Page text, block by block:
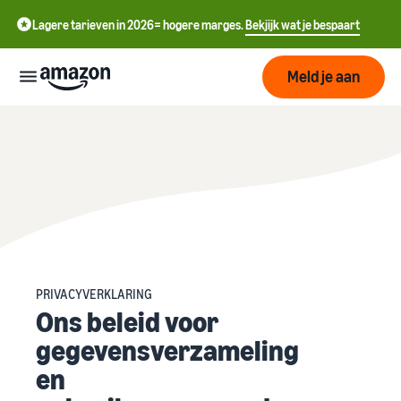
Lagere tarieven in 2026= hogere marges.Bekjijk wat je bespaart
Hoe te beginnen met
verkopen op Amazon
Neem die volgende stap om
een Amazon-verkoper te
Het vervullen van
klantenorders
Leer over geschikte
oplossingen om uw
Bereik
meer
klanten
Prijzen
Ken de
Hulpmiddelen
English
Meld je aan
PRIVACYVERKLARING
Ons beleid voor
gegevensverzameling
en